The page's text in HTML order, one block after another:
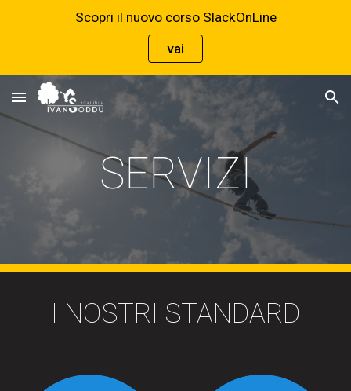
Skip to main content
Scopri il nuovo corso SlackOnLine
vai
SERVIZI
I NOSTRI STANDARD